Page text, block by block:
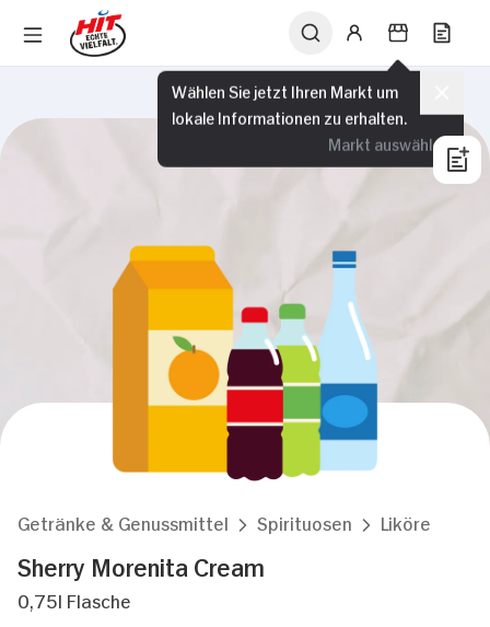
Wählen Sie jetzt Ihren Markt um
lokale Informationen zu erhalten.
Markt auswählen
Getränke & Genussmittel Spirituosen Liköre
Sherry Morenita Cream
0,75l Flasche